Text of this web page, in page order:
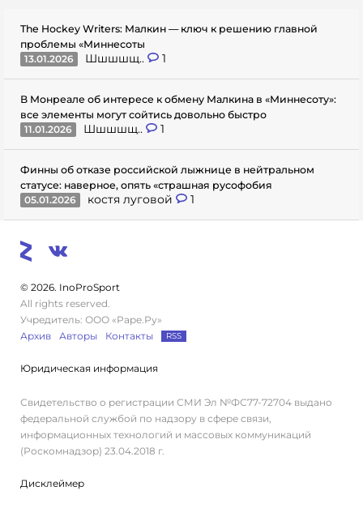
The Hockey Writers: Малкин — ключ к решению главной
проблемы «Миннесоты
13.01.2026
Шшшшщ.. 1
В Монреале об интересе к обмену Малкина в «Миннесоту»:
все элементы могут сойтись довольно быстро
11.01.2026
Шшшшщ.. 1
Финны об отказе российской лыжнице в нейтральном
статусе: наверное, опять «страшная русофобия
05.01.2026
костя луговой 1
© 2026. InoProSport
All rights reserved.
Учредитель: ООО «Раре.Ру»
Архив
Авторы Контакты RSS
Юридическая информация
Свидетельство о регистрации СМИ Эл №ФС77-72704 выдано
федеральной службой по надзору в сфере связи,
информационных технологий и массовых коммуникаций
(Роскомнадзор) 23.04.2018 г.
Дисклеймер